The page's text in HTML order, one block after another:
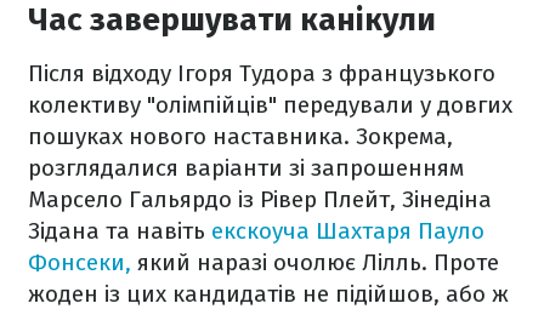
Час завершувати канікули
Після відходу Ігоря Тудора з французького
колективу "олімпійців" передували у довгих
пошуках нового наставника. Зокрема,
розглядалися варіанти зі запрошенням
Марсело Гальярдо із Рівер Плейт, Зінедіна
Зідана та навіть екскоуча Шахтаря Пауло
Фонсеки, який наразі очолює Лілль. Проте
жоден із цих кандидатів не підійшов, або ж